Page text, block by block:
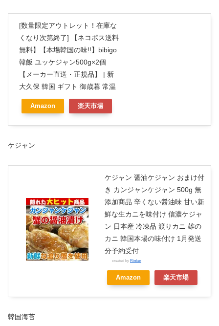
[数量限定アウトレット！在庫な
くなり次第終了] 【ネコポス送料
無料】【本場韓国の味!!】bibigo
韓飯 ユッケジャン500g×2個
【メーカー直送・正規品】 | 新
大久保 韓国 ギフト 御歳暮 常温
Amazon 楽天市場
ケジャン
ケジャン 醤油ケジャン おまけ付
き カンジャンケジャン 500g 無
添加商品 辛くない醤油味 甘い新
鮮な生カニを味付け 信濃ケジャ
ン 日本産 冷凍品 渡りカニ 雄の
カニ 韓国本場の味付け 1月発送
分予約受付
created by Rinker
Amazon 楽天市場
韓国海苔